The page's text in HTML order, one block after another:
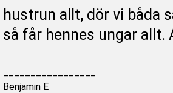
hustrun allt, dör vi båda
så får hennes ungar
Benjamin E